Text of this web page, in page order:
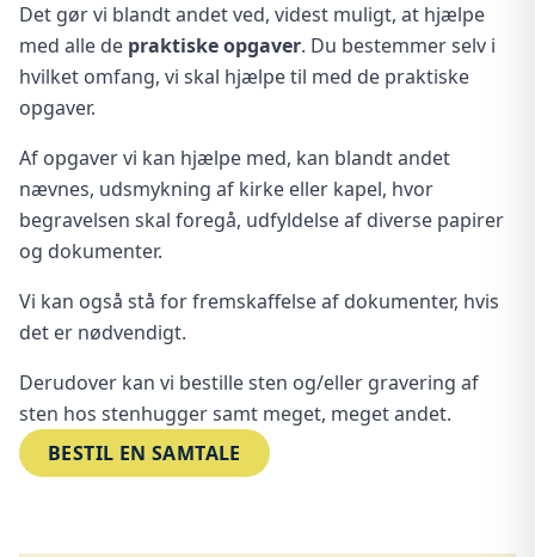
Det gør vi blandt andet ved, videst muligt, at hjælpe
med alle de praktiske opgaver. Du bestemmer selv i
hvilket omfang, vi skal hjælpe til med de praktiske
opgaver.
Af opgaver vi kan hjælpe med, kan blandt andet
nævnes, udsmykning af kirke eller kapel, hvor
begravelsen skal foregå, udfyldelse af diverse papirer
og dokumenter.
Vi kan også stå for fremskaffelse af dokumenter, hvis
det er nødvendigt.
Derudover kan vi bestille sten og/eller gravering af
sten hos stenhugger samt meget, meget andet.
BESTIL EN SAMTALE